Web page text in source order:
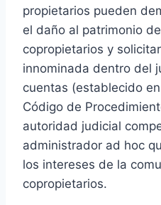
propietarios pueden
el daño al patrimonio
copropietarios y
innominada dentro del
cuentas (establecido
Código de
autoridad judicial
administrador ad hoc
los intereses de la
copropietarios.